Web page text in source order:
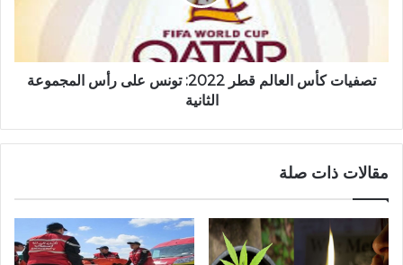
تصفيات كأس العالم قطر 2022: تونس على رأس المجموعة
الثانية
مقالات ذات صلة